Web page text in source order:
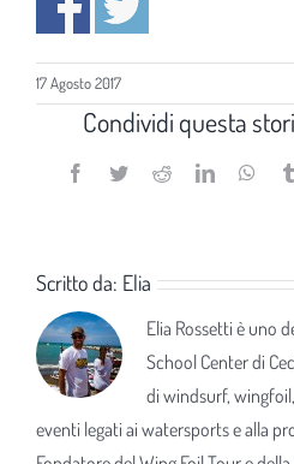
17 Agosto 2017
Condividi questa
Facebook
TwitterRedditLinkedIn
Scritto da: Elia
Elia Rossetti è uno
School Center di
di windsurf,
eventi legati ai watersports e alla